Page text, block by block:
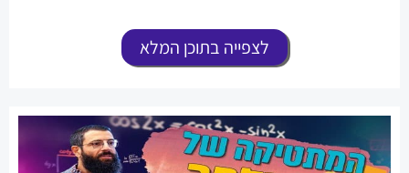
לצפייה בתוכן המלא